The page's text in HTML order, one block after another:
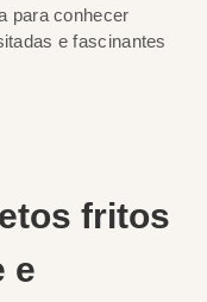
para conhecer
e fascinantes
fritos
e